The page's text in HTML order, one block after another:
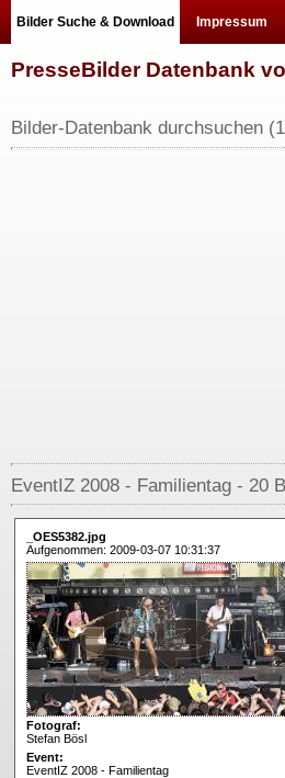
Bilder Suche & Download Impressum
PresseBilder Datenbank
Bilder-Datenbank durchsuchen
EventIZ 2008 - Familientag - 20
_OES5382.jpg
Aufgenommen: 2009-03-07 10:31:37
Fotograf:
Stefan Bösl
Event:
EventIZ 2008 - Familientag